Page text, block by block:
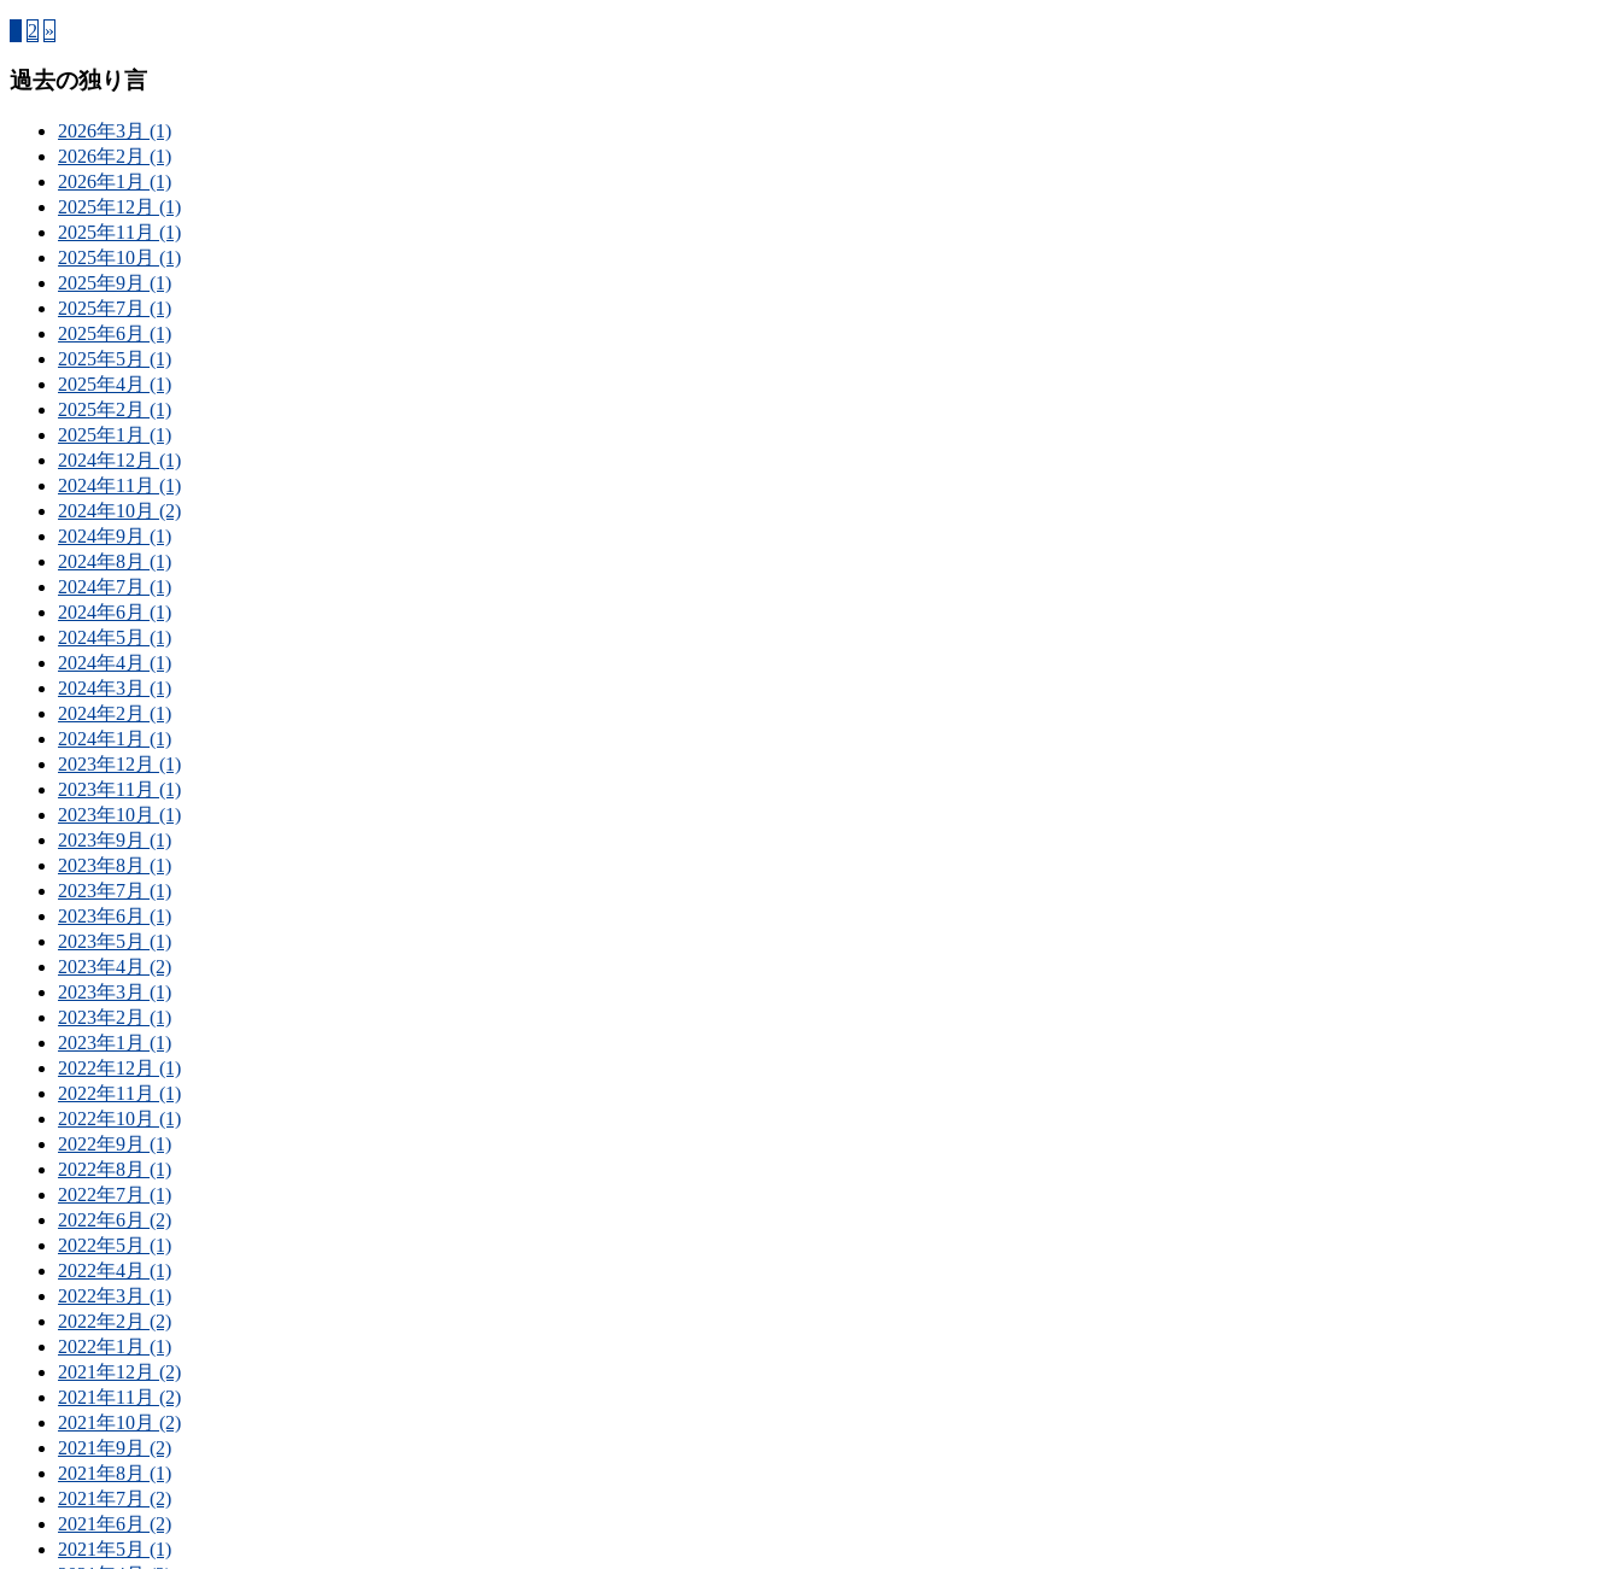
2 »
過去の独り言
2026年3月 (1)
2026年2月 (1)
2026年1月 (1)
2025年12月 (1)
2025年11月 (1)
2025年10月 (1)
2025年9月 (1)
2025年7月 (1)
2025年6月 (1)
2025年5月 (1)
2025年4月 (1)
2025年2月 (1)
2025年1月 (1)
2024年12月 (1)
2024年11月 (1)
2024年10月 (2)
2024年9月 (1)
2024年8月 (1)
2024年7月 (1)
2024年6月 (1)
2024年5月 (1)
2024年4月 (1)
2024年3月 (1)
2024年2月 (1)
2024年1月 (1)
2023年12月 (1)
2023年11月 (1)
2023年10月 (1)
2023年9月 (1)
2023年8月 (1)
2023年7月 (1)
2023年6月 (1)
2023年5月 (1)
2023年4月 (2)
2023年3月 (1)
2023年2月 (1)
2023年1月 (1)
2022年12月 (1)
2022年11月 (1)
2022年10月 (1)
2022年9月 (1)
2022年8月 (1)
2022年7月 (1)
2022年6月 (2)
2022年5月 (1)
2022年4月 (1)
2022年3月 (1)
2022年2月 (2)
2022年1月 (1)
2021年12月 (2)
2021年11月 (2)
2021年10月 (2)
2021年9月 (2)
2021年8月 (1)
2021年7月 (2)
2021年6月 (2)
2021年5月 (1)